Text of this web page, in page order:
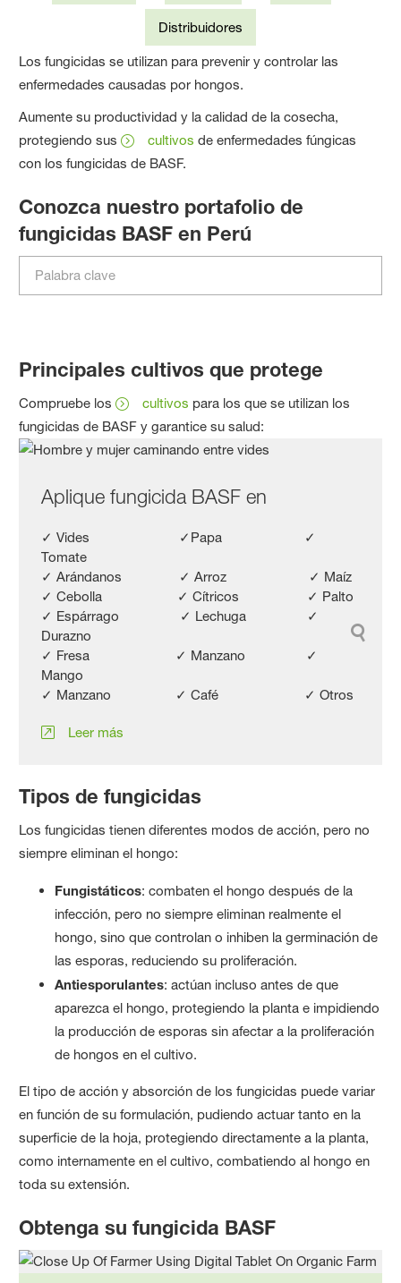
Distribuidores
Los fungicidas se utilizan para prevenir y controlar las
enfermedades causadas por hongos.
Aumente su productividad y la calidad de la cosecha,
protegiendo sus
cultivos de enfermedades fúngicas
con los fungicidas de BASF.
Conozca nuestro portafolio de
fungicidas BASF en Perú
Principales cultivos que protege
Compruebe los cultivos para los que se utilizan los
fungicidas de BASF y garantice su salud:
Aplique fungicida BASF en
✓ Vides ✓Papa ✓
Tomate
✓ Arándanos ✓ Arroz ✓ Maíz
✓ Cebolla ✓ Cítricos ✓ Palto
✓ Espárrago ✓ Lechuga ✓
Durazno
✓ Fresa ✓ Manzano ✓
Mango
✓ Manzano ✓ Café ✓ Otros
Leer más
Tipos de fungicidas
Los fungicidas tienen diferentes modos de acción, pero no
siempre eliminan el hongo:
Fungistáticos: combaten el hongo después de la
infección, pero no siempre eliminan realmente el
hongo, sino que controlan o inhiben la germinación de
las esporas, reduciendo su proliferación.
Antiesporulantes: actúan incluso antes de que
aparezca el hongo, protegiendo la planta e impidiendo
la producción de esporas sin afectar a la proliferación
de hongos en el cultivo.
El tipo de acción y absorción de los fungicidas puede variar
en función de su formulación, pudiendo actuar tanto en la
superficie de la hoja, protegiendo directamente a la planta,
como internamente en el cultivo, combatiendo al hongo en
toda su extensión.
Obtenga su fungicida BASF